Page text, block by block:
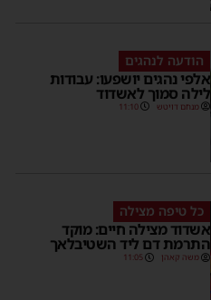
הודעה לנהגים
אלפי נהגים יושפעו: עבודות
לילה סמוך לאשדוד
מנחם דויטש 11:10
כל טיפה מצילה
אשדוד מצילה חיים: מוקד
התרמת דם ליד השטיבלאך
משה קאהן 11:05